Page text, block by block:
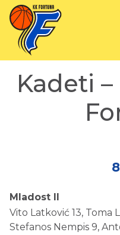
Kadeti
Mladost II
Vito Latković 13, Toma
Stefanos Nempis 9,